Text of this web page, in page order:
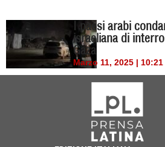
I paesi arabi
israeliana di
Gaza
Marzo 11, 2025 | 10:21